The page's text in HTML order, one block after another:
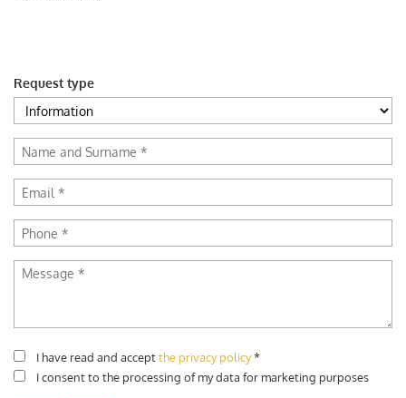
WE BUY USED
FIND YOUR CAR
FRANÇAIS
Request type
I have read and acceptthe privacy policy*
I consent to the processing of my data for marketing purposes